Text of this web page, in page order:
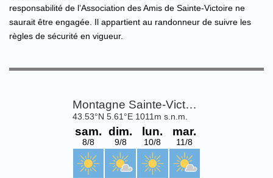
responsabilité de l’Association des Amis de Sainte-Victoire ne
saurait être engagée. Il appartient au randonneur de suivre les
règles de sécurité en vigueur.